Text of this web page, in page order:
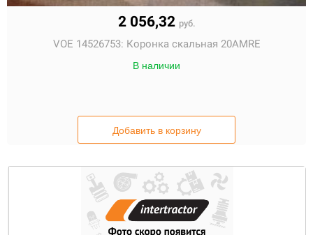
2 056,32 руб.
VOE 14526753: Коронка скальная 20AMRE
В наличии
Добавить в корзину